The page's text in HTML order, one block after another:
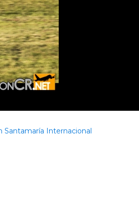
Santamaría Internacional